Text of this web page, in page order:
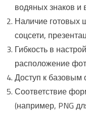
водяных знаков
Наличие готовых
соцсети,
Гибкость в
расположение
Доступ к базовым
Соответствие
(например, PNG